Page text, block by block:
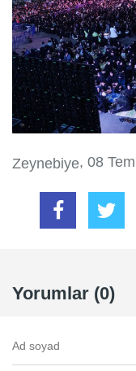
Zeynebiye, 08
Yorumlar (0)